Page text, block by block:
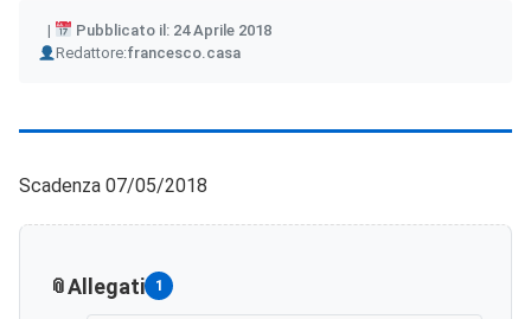
Pubblicato il: 24 Aprile 2018
Redattore:
Author francesco.casa
Scadenza 07/05/2018
Allegati 1